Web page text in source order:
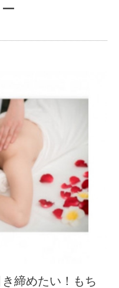
締めたい！もち